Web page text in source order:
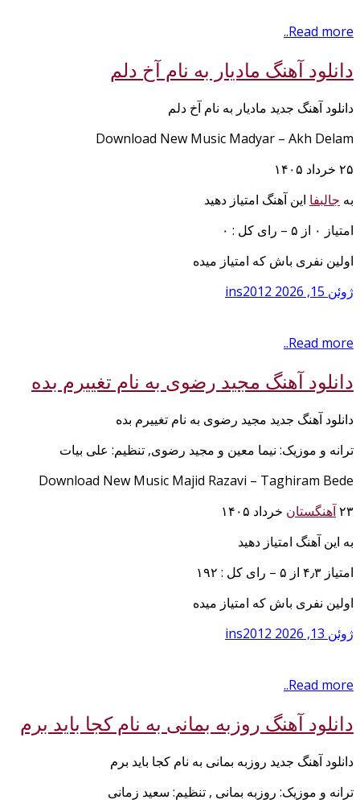
Read more..
دانلود آهنگ مادیار به نام آخ دلم
دانلود آهنگ جدید مادیار به نام آخ دلم
Download New Music Madyar – Akh Delam
۲۵ خرداد ۱۴۰۵
به جالبفا این آهنگ امتیاز دهید
امتیاز ۰ از ۵ – رای کل : ۰
اولین نفری باش که امتیاز میده
ژوئن 15, 2026
ins2012
Read more..
دانلود آهنگ مجید رضوی به نام تغییرم بده
دانلود آهنگ جدید مجید رضوی به نام تغییرم بده
ترانه و موزیک: نیما معین و مجید رضوی, تنظیم: علی بیات
Download New Music Majid Razavi – Taghiram Bede
۲۳آهنگستان خرداد ۱۴۰۵
به این آهنگ امتیاز دهید
امتیاز ۴٫۳ از ۵ – رای کل : ۱۹۲
اولین نفری باش که امتیاز میده
ژوئن 13, 2026
ins2012
Read more..
دانلود آهنگ روزبه بمانی به نام کجا باید برم
دانلود آهنگ جدید روزبه بمانی به نام کجا باید برم
ترانه و موزیک: روزبه بمانی , تنظیم: سعید زمانی